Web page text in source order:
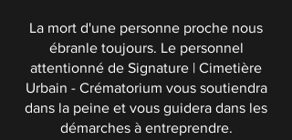
La mort d'une personne proche nous
ébranle toujours. Le personnel
attentionné de Signature | Cimetière
Urbain - Crématorium vous soutiendra
dans la peine et vous guidera dans les
démarches à entreprendre.